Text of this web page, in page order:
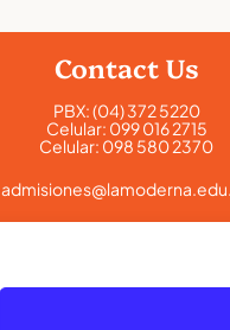
Contact Us
PBX:(04) 372 5220
Celular: 099 016 2715
Celular: 098 580 2370